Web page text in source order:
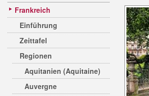
Frankreich
Einführung
Zeittafel
Regionen
Aquitanien (Aquitaine)
Auvergne